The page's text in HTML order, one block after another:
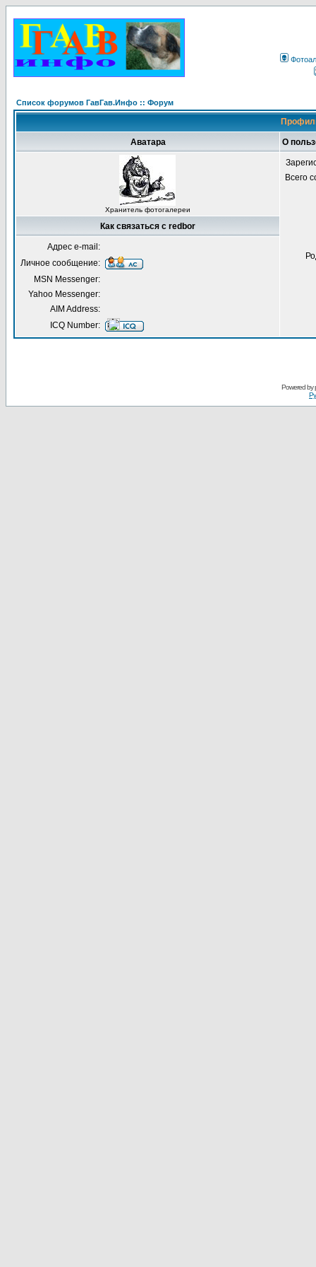
Список форумов ГавГав.Инфо :: Форум
Аватара О
Хранитель фотогалереи
Всего
Как связаться с redbor
Адрес e-mail:
Личное сообщение:
MSN Messenger:
Yahoo Messenger:
AIM Address:
ICQ Number:
Powered by